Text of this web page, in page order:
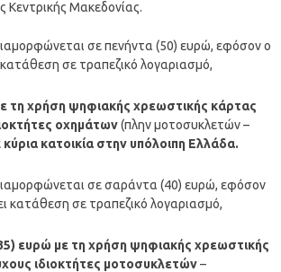
Κεντρικής Μακεδονίας.
σε πενήντα (50) ευρώ, εφόσον ο
κατάθεση σε τραπεζικό λογαριασμό,
τη χρήση ψηφιακής χρεωστικής κάρτας
οχημάτων(πλην μοτοσυκλετών –
κύρια κατοικία στην υπόλοιπη Ελλάδα.
σε σαράντα (40) ευρώ, εφόσον
κατάθεση σε τραπεζικό λογαριασμό,
ευρώ με τη χρήση ψηφιακής χρεωστικής
ιδιοκτήτες μοτοσυκλετών–